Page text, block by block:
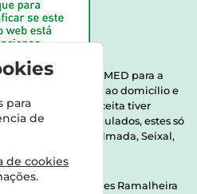
pelo INFARMED para a
produtos de saúde ao domicílio e
| Se na sua receita tiver
Manipulados, estes só
concelhos: Almada, Seixal,
Alexandra Fernandes Ramalheira
para
de
de cookies